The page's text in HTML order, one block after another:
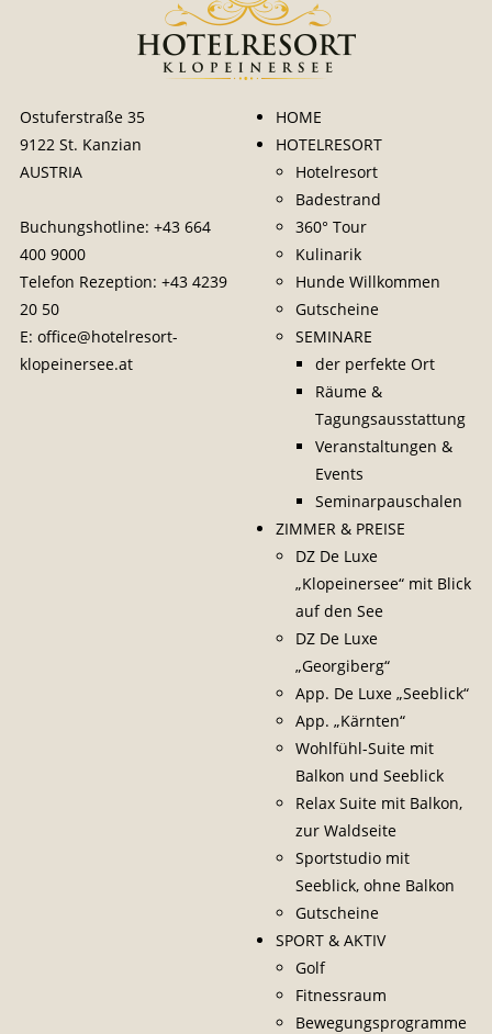
Ostuferstraße 35
9122 St. Kanzian
AUSTRIA
Buchungshotline: +43 664
400 9000
Telefon Rezeption: +43 4239
20 50
E: office@hotelresort-
klopeinersee.at
HOME
HOTELRESORT
Hotelresort
Badestrand
360° Tour
Kulinarik
Hunde Willkommen
Gutscheine
SEMINARE
der perfekte Ort
Räume &
Tagungsausstattung
Veranstaltungen &
Events
Seminarpauschalen
ZIMMER & PREISE
DZ De Luxe
„Klopeinersee“ mit Blick
auf den See
DZ De Luxe
„Georgiberg“
App. De Luxe „Seeblick“
App. „Kärnten“
Wohlfühl-Suite mit
Balkon und Seeblick
Relax Suite mit Balkon,
zur Waldseite
Sportstudio mit
Seeblick, ohne Balkon
Gutscheine
SPORT & AKTIV
Golf
Fitnessraum
Bewegungsprogramme